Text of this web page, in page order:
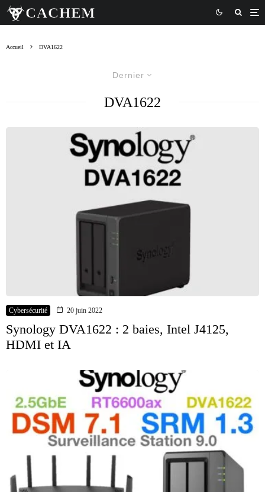
Accueil DVA1622
Dernier
DVA1622
Cybersécurité 20 juin 2022
Synology DVA1622 : 2 baies, Intel J4125,
HDMI et IA